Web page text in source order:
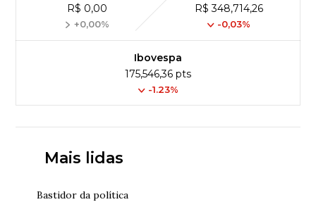
R$ 0,00
+0,00%
R$ 348,714,26
-0,03%
Ibovespa
175,546,36 pts
-1.23%
Mais lidas
Bastidor da política